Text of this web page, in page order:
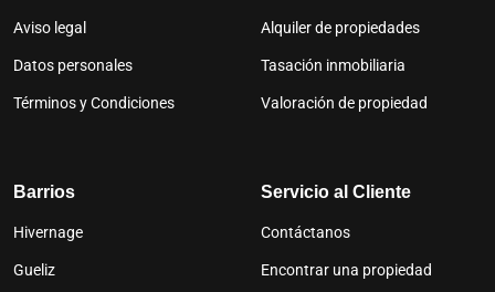
Aviso legal
Datos personales
Términos y Condiciones
Alquiler de propiedades
Tasación inmobiliaria
Valoración de propiedad
Barrios
Hivernage
Gueliz
Servicio al Cliente
Contáctanos
Encontrar una propiedad